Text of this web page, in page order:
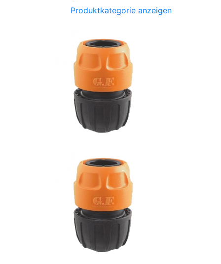
Produktkategorie anzeigen